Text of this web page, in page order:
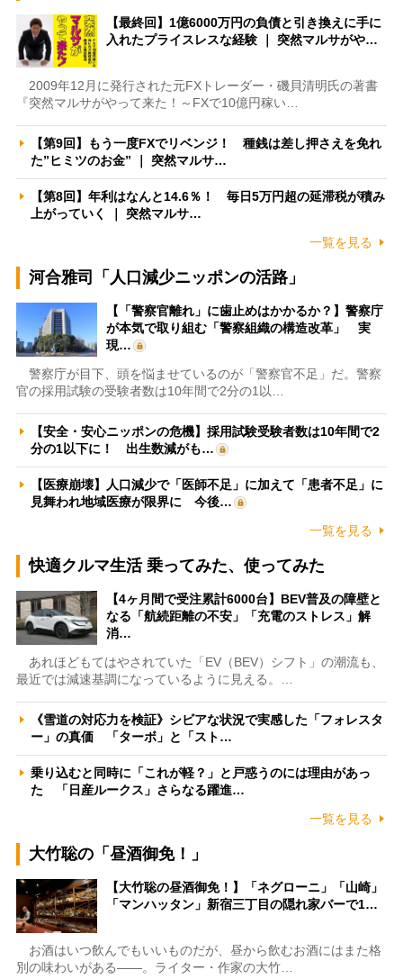
【最終回】1億6000万円の負債と引き換えに手に
入れたプライスレスな経験 ｜ 突然マルサがや…
2009年12月に発行された元FXトレーダー・磯貝清明氏の著書
『突然マルサがやって来た！～FXで10億円稼い…
【第9回】もう一度FXでリベンジ！ 種銭は差し押さえを免れ
た”ヒミツのお金” ｜ 突然マルサ…
【第8回】年利はなんと14.6％！ 毎日5万円超の延滞税が積み
上がっていく ｜ 突然マルサ…
一覧を見る
河合雅司「人口減少ニッポンの活路」
【「警察官離れ」に歯止めはかかるか？】警察庁
が本気で取り組む「警察組織の構造改革」 実
現…
警察庁が目下、頭を悩ませているのが「警察官不足」だ。警察
官の採用試験の受験者数は10年間で2分の1以…
【安全・安心ニッポンの危機】採用試験受験者数は10年間で2
分の1以下に！ 出生数減がも…
【医療崩壊】人口減少で「医師不足」に加えて「患者不足」に
見舞われ地域医療が限界に 今後…
一覧を見る
快適クルマ生活 乗ってみた、使ってみた
【4ヶ月間で受注累計6000台】BEV普及の障壁と
なる「航続距離の不安」「充電のストレス」解
消…
あれほどもてはやされていた「EV（BEV）シフト」の潮流も、
最近では減速基調になっているように見える。…
《雪道の対応力を検証》シビアな状況で実感した「フォレスタ
ー」の真価 「ターボ」と「スト…
乗り込むと同時に「これが軽？」と戸惑うのには理由があっ
た 「日産ルークス」さらなる躍進…
一覧を見る
大竹聡の「昼酒御免！」
【大竹聡の昼酒御免！】「ネグローニ」「山崎」
「マンハッタン」新宿三丁目の隠れ家バーで1…
お酒はいつ飲んでもいいものだが、昼から飲むお酒にはまた格
別の味わいがある――。ライター・作家の大竹…